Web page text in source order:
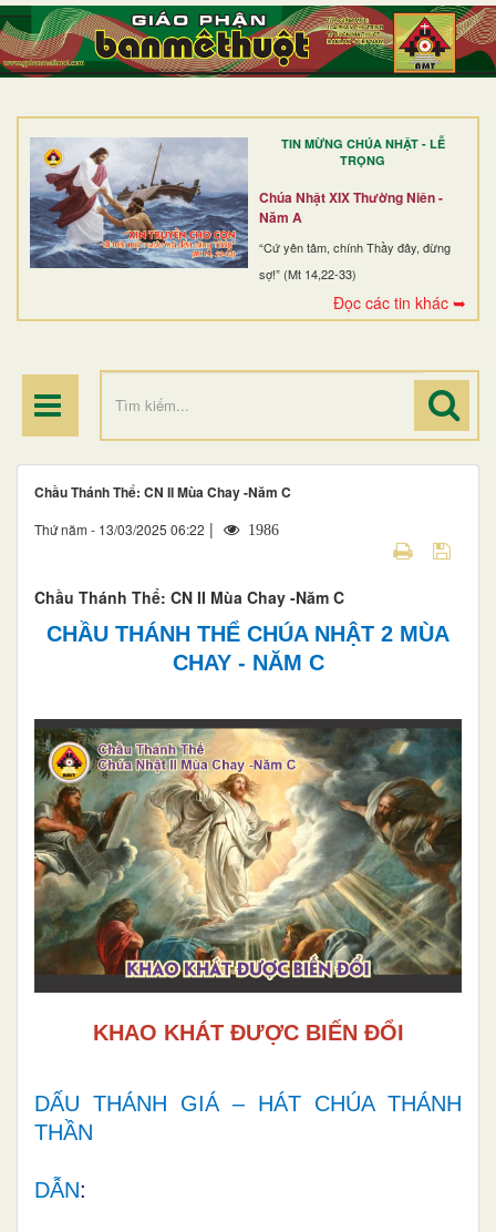
TIN MỪNG CHÚA NHẬT - LỄ
TRỌNG
Chúa Nhật XIX Thường Niên -
Năm A
“Cứ yên tâm, chính Thầy đây, đừng
sợ!” (Mt 14,22-33)
Đọc các tin khác ➥
TRANG NHẤT
GIỚI THIỆU
DÒNG TU
BAN MỤC VỤ
ĐOÀN THỂ CG
ĐIỂM HÀNH HƯƠNG
Chầu Thánh Thể: CN II Mùa Chay -Năm C
Thứ năm - 13/03/2025 06:22 | 1986
Chầu Thánh Thể: CN II Mùa Chay -Năm C
CHẦU THÁNH THỂ CHÚA NHẬT 2 MÙA
CHAY - NĂM C
KHAO KHÁT ĐƯỢC BIẾN ĐỔI
DẤU THÁNH GIÁ – HÁT CHÚA THÁNH
THẦN
DẪN: